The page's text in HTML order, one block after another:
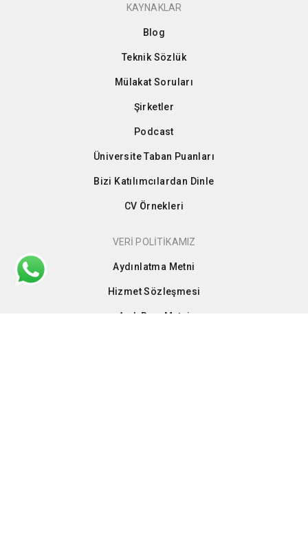
KAYNAKLAR
Blog
Teknik Sözlük
Mülakat Soruları
Şirketler
Podcast
Üniversite Taban Puanları
Bizi Katılımcılardan Dinle
CV Örnekleri
VERİ POLİTİKAMIZ
Aydınlatma Metni
Hizmet Sözleşmesi
Açık Rıza Metni